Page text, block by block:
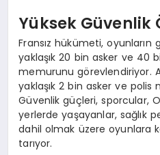
Yüksek Güvenlik
Fransız hükümeti,
yaklaşık 20 bin asker ve 40
memurunu görevlendiriyor.
yaklaşık 2 bin asker ve
Güvenlik güçleri, sporcular,
yerlerde yaşayanlar, sağlık
dahil olmak üzere oyunlara
tarıyor.